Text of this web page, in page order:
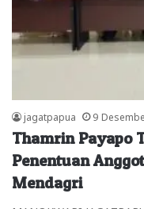
jagatpapua 9
Thamrin Payapo
Penentuan
Mendagri